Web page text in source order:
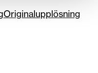
Originalupplösning